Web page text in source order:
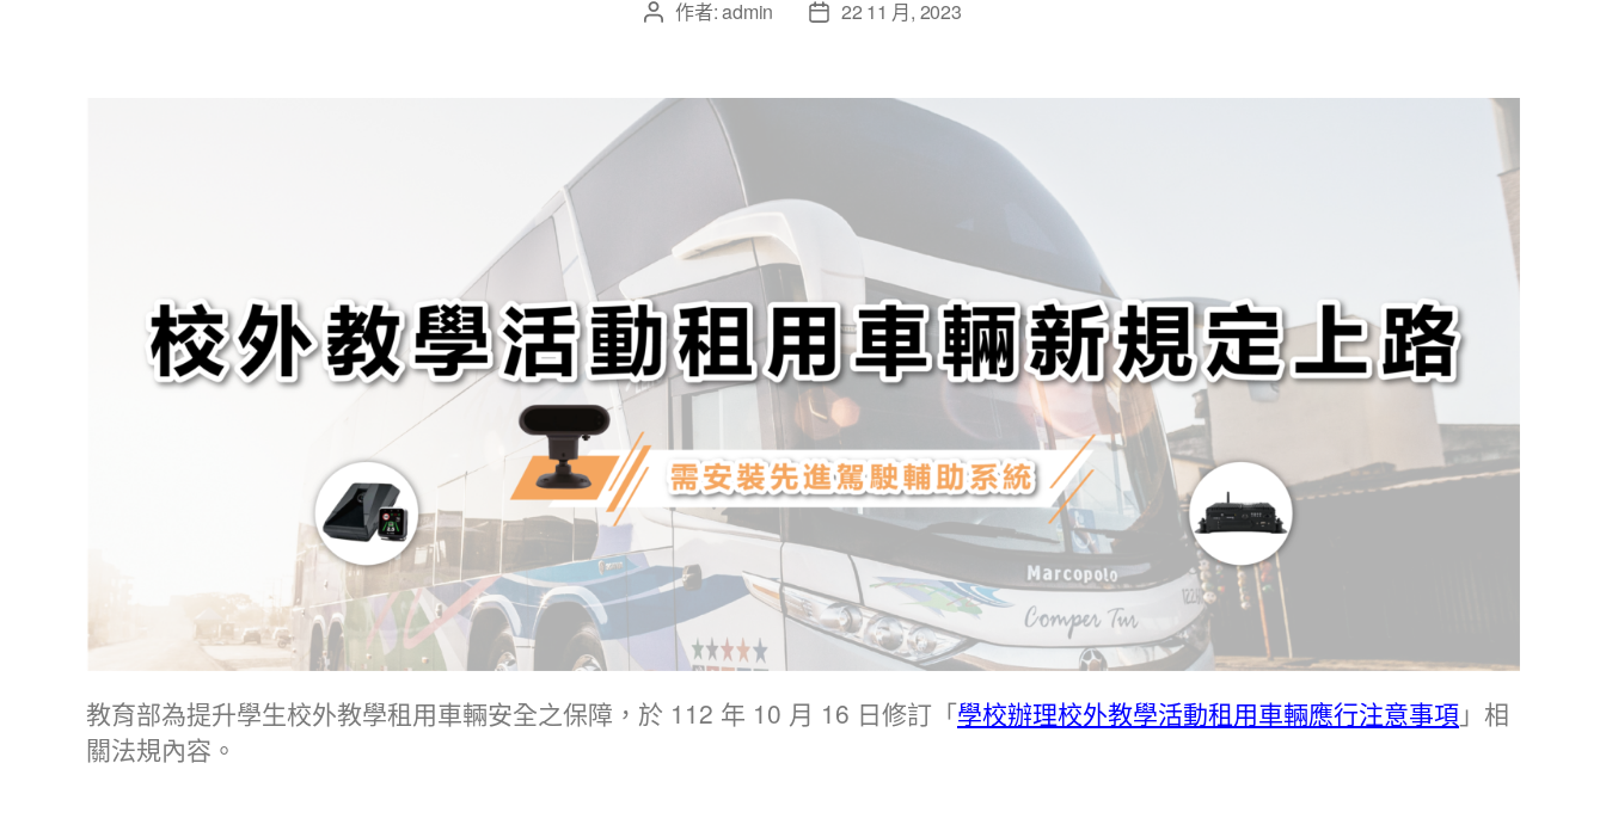
作者:admin 22 11 月, 2023
教育部為提升學生校外教學租用車輛安全之保障，於 112 年 10 月 16 日修訂「學校辦理校外教學活動租用車輛應行注意事項」相
關法規內容。